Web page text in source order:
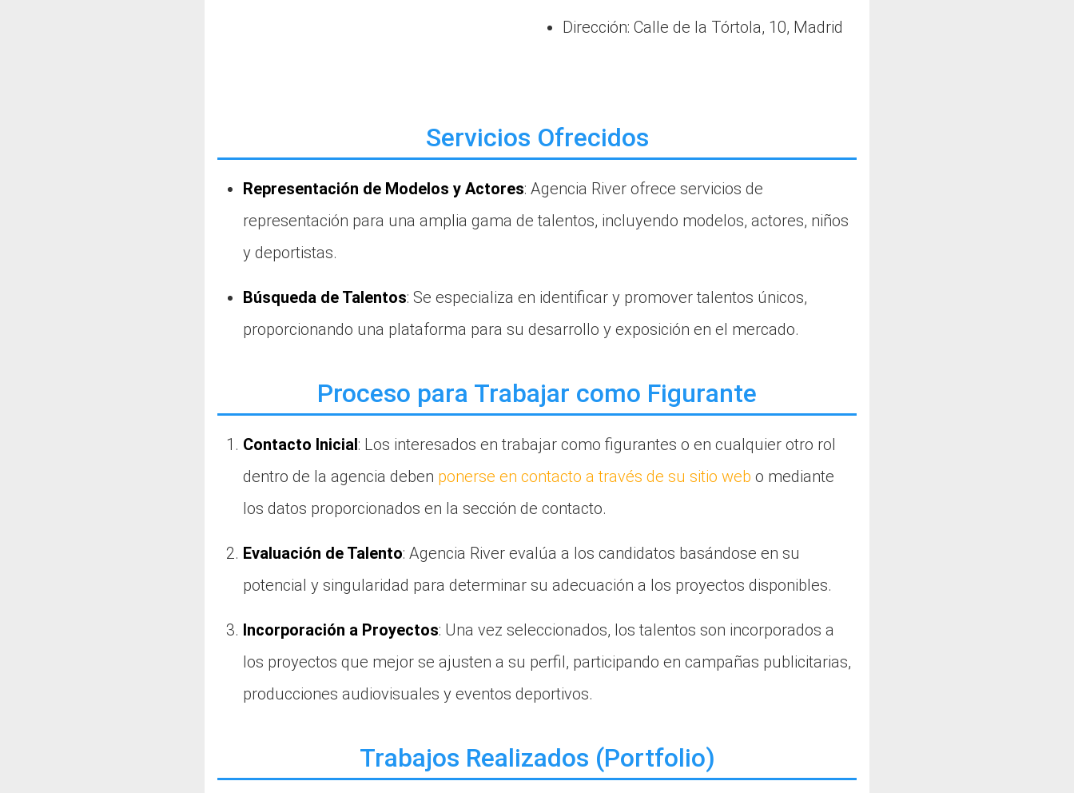
Dirección: Calle de la Tórtola, 10, Madrid
Servicios Ofrecidos
Representación de Modelos y Actores: Agencia River ofrece servicios de
representación para una amplia gama de talentos, incluyendo modelos, actores, niños
y deportistas.
Búsqueda de Talentos: Se especializa en identificar y promover talentos únicos,
proporcionando una plataforma para su desarrollo y exposición en el mercado.
Proceso para Trabajar como Figurante
Contacto Inicial: Los interesados en trabajar como figurantes o en cualquier otro rol
dentro de la agencia deben ponerse en contacto a través de su sitio web o mediante
los datos proporcionados en la sección de contacto.
Evaluación de Talento: Agencia River evalúa a los candidatos basándose en su
potencial y singularidad para determinar su adecuación a los proyectos disponibles.
Incorporación a Proyectos: Una vez seleccionados, los talentos son incorporados a
los proyectos que mejor se ajusten a su perfil, participando en campañas publicitarias,
producciones audiovisuales y eventos deportivos.
Trabajos Realizados (Portfolio)